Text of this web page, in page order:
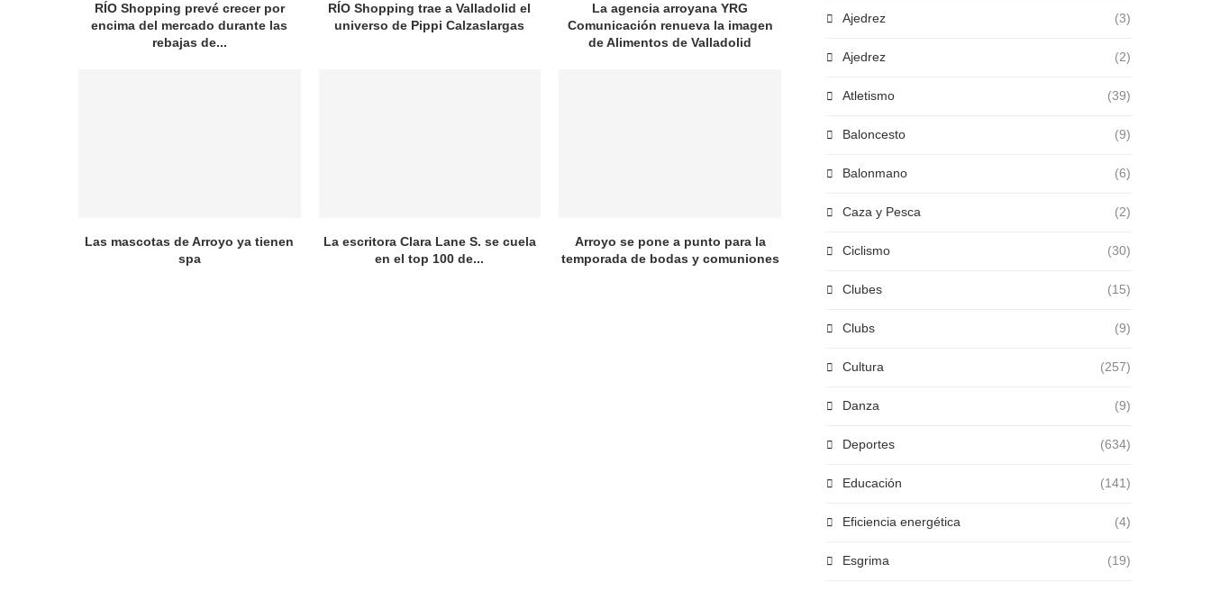
RÍO Shopping prevé crecer por
encima del mercado durante las
rebajas de...
RÍO Shopping trae a Valladolid el
universo de Pippi Calzaslargas
La agencia arroyana YRG
Comunicación renueva la imagen
de Alimentos de Valladolid
Las mascotas de Arroyo ya tienen
spa
La escritora Clara Lane S. se cuela
en el top 100 de...
Arroyo se pone a punto para la
temporada de bodas y comuniones
Ajedrez (3)
Ajedrez (2)
Atletismo (39)
Baloncesto (9)
Balonmano (6)
Caza y Pesca (2)
Ciclismo (30)
Clubes (15)
Clubs (9)
Cultura (257)
Danza (9)
Deportes (634)
Educación (141)
Eficiencia energética (4)
Esgrima (19)